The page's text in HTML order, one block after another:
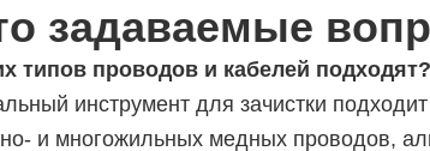
задаваемые
типов проводов и кабелей подходят?
инструмент для зачистки
и многожильных медных проводов,